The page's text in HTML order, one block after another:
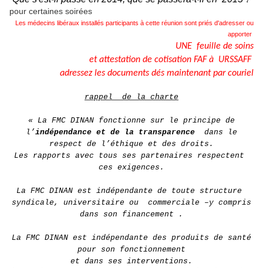
pour certaines soirées
Les médecins libéraux installés participants à cette réunion sont priés d'adresser ou
apporter
UNE feuille de soins
et attestation de cotisation FAF à URSSAFF
adressez les documents dés maintenant par couriel
rappel de la charte
« La FMC DINAN fonctionne sur le principe de
l’indépendance et de la transparence dans le
respect de l’éthique et des droits.
Les rapports avec tous ses partenaires respectent
ces exigences.
La FMC DINAN est indépendante de toute structure
syndicale, universitaire ou commerciale –y compris
dans son financement .
La FMC DINAN est indépendante des produits de santé
pour son fonctionnement
et dans ses interventions.